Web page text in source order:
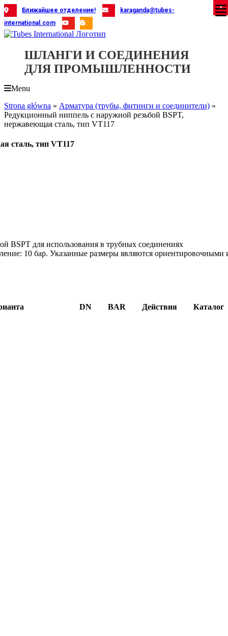
Skip
to
content
Ближайшее отделение!
karaganda@tubes-
international.com
ШЛАНГИ И СОЕДИНЕНИЯ
ДЛЯ ПРОМЫШЛЕННОСТИ
Menu
Strona główna » Арматура (трубы, фитинги и соединители) »
Редукционный ниппель с наружной резьбой BSPT,
нержавеющая сталь, тип VT117
сталь, тип VT117
BSPT для использования в трубных соединениях
10 бар. Указанные размеры являются ориентировочными
DN BAR Действия Каталог
X
X
X
X
X
X
X
X
X
X
X
X
X
X
X
X
X
X
X